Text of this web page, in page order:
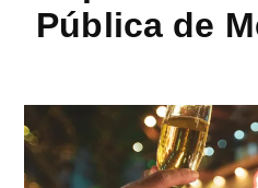
Pública de